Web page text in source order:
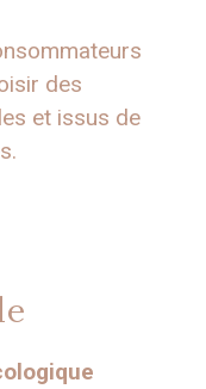
des
et issus de